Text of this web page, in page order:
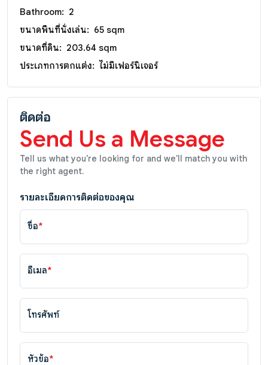
Bathroom: 2
ขนาดพื้นที่นั่งเล่น: 65 sqm
ขนาดที่ดิน: 203.64 sqm
ประเภทการตกแต่ง: ไม่มีเฟอร์นิเจอร์
ติดต่อ
Send Us a Message
Tell us what you're looking for and we'll match you with
the right agent.
รายละเอียดการติดต่อของคุณ
ชื่อ*
อีเมล*
โทรศัพท์
หัวข้อ*